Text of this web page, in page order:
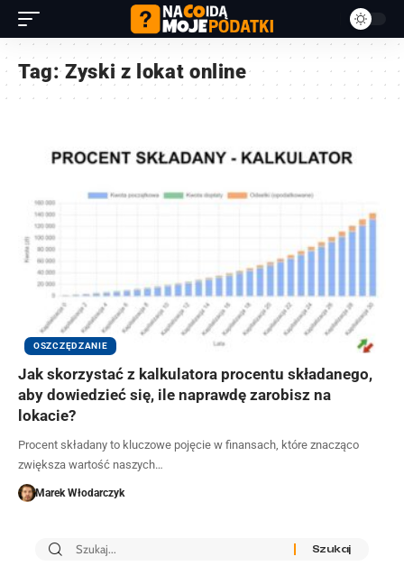
Tag:Zyski z lokat online
OSZCZĘDZANIE
Jak skorzystać z kalkulatora procentu składanego,
aby dowiedzieć się, ile naprawdę zarobisz na
lokacie?
Procent składany to kluczowe pojęcie w finansach, które znacząco
zwiększa wartość naszych…
Marek Włodarczyk